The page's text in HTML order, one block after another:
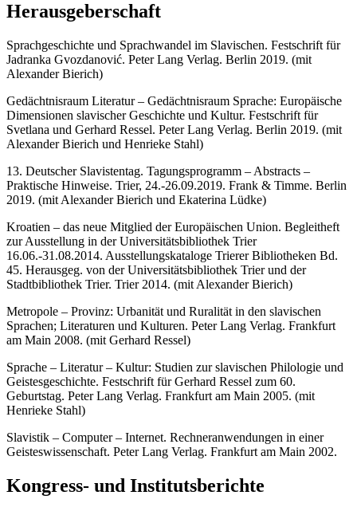
Herausgeberschaft
Sprachgeschichte und Sprachwandel im Slavischen. Festschrift für
Jadranka Gvozdanović. Pe­ter Lang Verlag. Berlin 2019. (mit
Alexander Bierich)
Gedächtnisraum Literatur – Gedächtnisraum Sprache: Europäische
Dimensionen slavischer Geschichte und Kultur. Festschrift für
Svetlana und Gerhard Ressel. Pe­ter Lang Verlag. Berlin 2019. (mit
Alexander Bierich und Henrieke Stahl)
13. Deutscher Slavistentag. Tagungsprogramm – Abstracts –
Praktische Hinweise. Trier, 24.-26.09.2019. Frank & Timme. Berlin
2019. (mit Alexander Bierich und Ekaterina Lüdke)
Kroatien – das neue Mitglied der Europäischen Union. Begleitheft
zur Ausstellung in der Universitätsbibliothek Trier
16.06.-31.08.2014. Ausstellungskataloge Trierer Bibliotheken Bd.
45. Herausgeg. von der Universitätsbibliothek Trier und der
Stadtbibliothek Trier. Trier 2014. (mit Alexander Bierich)
Metropole – Provinz: Urbani­tät und Ruralität in den slavischen
Sprachen; Literaturen und Kulturen. Pe­ter Lang Verlag. Frankfurt
am Main 2008. (mit Gerhard Ressel)
Sprache – Literatur – Kultur: Studien zur slavischen Philologie und
Geistesgeschichte. Fest­schrift für Gerhard Ressel zum 60.
Geburtstag. Peter Lang Verlag. Frankfurt am Main 2005. (mit
Henrieke Stahl)
Slavistik – Computer – Internet. Rechneranwendungen in einer
Geisteswissenschaft. Peter Lang Verlag. Frankfurt am Main 2002.
Kongress- und Institutsberichte